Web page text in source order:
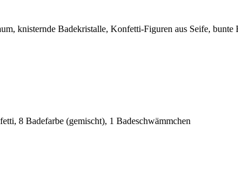
knisternde Badekristalle, Konfetti-Figuren aus Seife, bunte
8 Badefarbe (gemischt), 1 Badeschwämmchen